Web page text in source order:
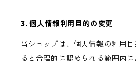
3. 個人情報利用目的の変更
当ショップは、個人情報の利用
ると合理的に認められる範囲内